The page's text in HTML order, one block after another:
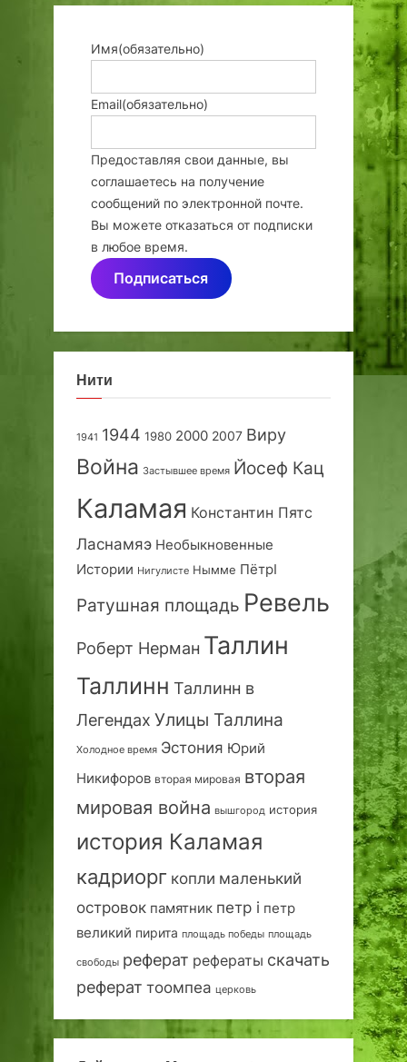
Имя(обязательно)
Email(обязательно)
Предоставляя свои данные, вы
соглашаетесь на получение
сообщений по электронной почте.
Вы можете отказаться от подписки
в любое время.
Подписаться
Нити
1941 1944 1980 2000 2007 Виру
Война Застывшее время Йосеф Кац
Каламая Константин Пятс
Ласнамяэ Необыкновенные
Истории Нигулисте Нымме ПётрI
Ратушная площадь Ревель
Роберт Нерман Таллин
Таллинн Таллинн в
Легендах Улицы Таллина
Холодное время Эстония Юрий
Никифоров вторая мировая вторая
мировая война вышгород история
история Каламая
кадриорг копли маленький
островок памятник петр i петр
великий пирита площадь победы площадь
свободы реферат рефераты скачать
реферат тоомпеа церковь